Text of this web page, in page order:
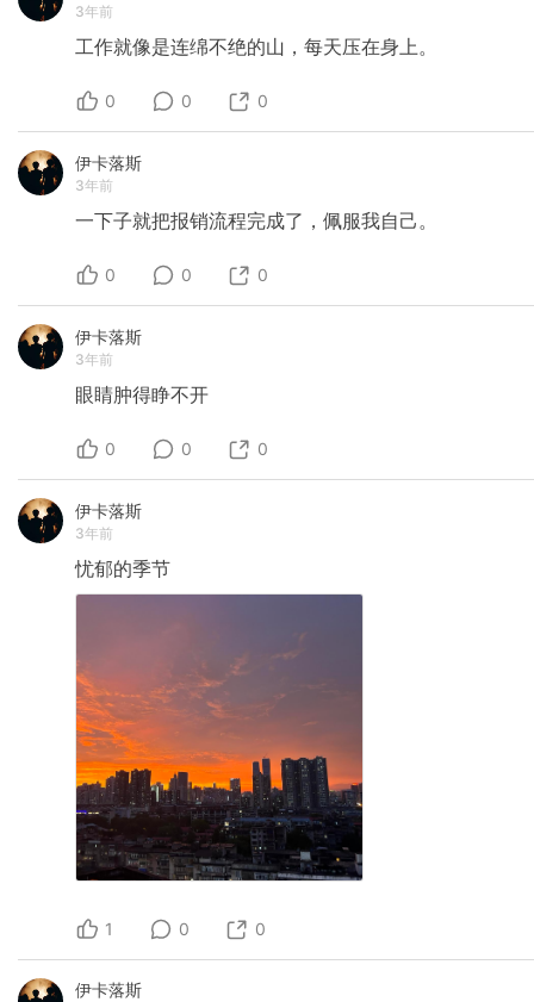
3年前
工作就像是连绵不绝的山，每天压在身上。
0 0 0
伊卡落斯
3年前
一下子就把报销流程完成了，佩服我自己。
0 0 0
伊卡落斯
3年前
眼睛肿得睁不开
0 0 0
伊卡落斯
3年前
忧郁的季节
1 0 0
伊卡落斯